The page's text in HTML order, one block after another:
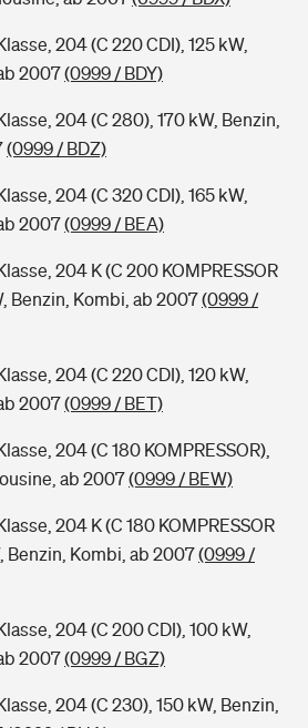
204 (C 220 CDI), 125 kW,
2007(0999 / BDY)
204 (C 280), 170 kW, Benzin,
(0999 / BDZ)
204 (C 320 CDI), 165 kW,
2007(0999 / BEA)
204 K (C 200 KOMPRESSOR
Benzin, Kombi, ab 2007(0999 /
204 (C 220 CDI), 120 kW,
2007(0999 / BET)
204 (C 180 KOMPRESSOR),
ab 2007(0999 / BEW)
204 K (C 180 KOMPRESSOR
Benzin, Kombi, ab 2007(0999 /
204 (C 200 CDI), 100 kW,
2007(0999 / BGZ)
204 (C 230), 150 kW, Benzin,